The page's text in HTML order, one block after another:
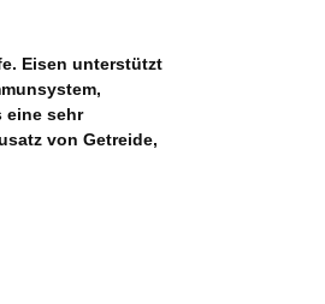
Eisen unterstützt
eine sehr
von Getreide,